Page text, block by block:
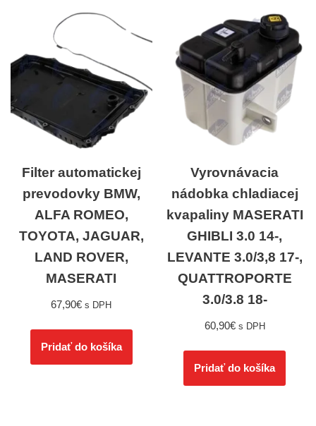
Filter automatickej
prevodovky BMW,
ALFA ROMEO,
TOYOTA, JAGUAR,
LAND ROVER,
MASERATI
67,90€ s DPH
Pridať do košíka
Vyrovnávacia
nádobka chladiacej
kvapaliny MASERATI
GHIBLI 3.0 14-,
LEVANTE 3.0/3,8 17-,
QUATTROPORTE
3.0/3.8 18-
60,90€ s DPH
Pridať do košíka